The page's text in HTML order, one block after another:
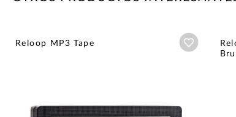
Reloop MP3 Tape Añadir a